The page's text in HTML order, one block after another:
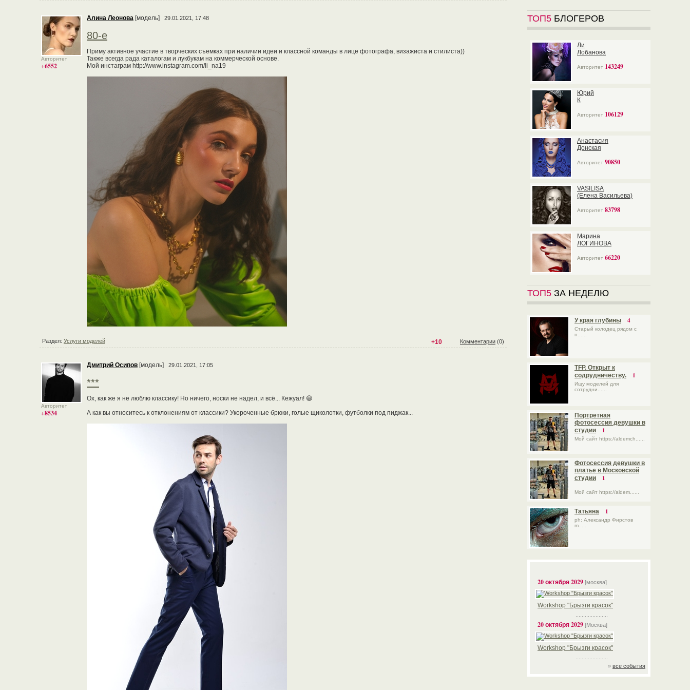
Авторитет
+6552
Алина Леонова [модель] 29.01.2021, 17:48
80-е
Приму активное участие в творческих съемках при наличии идеи и классной команды в лице фотографа, визажиста и стилиста))
Также всегда рада каталогам и лукбукам на коммерческой основе.
Мой инстаграм http://www.instagram.com/li_na19
+10 Комментарии (0)
Раздел: Услуги моделей
Авторитет
+8534
Дмитрий Осипов [модель] 29.01.2021, 17:05
***
Ох, как же я не люблю классику! Но ничего, носки не надел, и всё... Кежуал! 😄
А как вы относитесь к отклонениям от классики? Укороченные брюки, голые щиколотки, футболки под пиджак...
ТОП5 БЛОГЕРОВ
Ли
Лобанова
Авторитет 143249
Юрий
К
Авторитет 106129
Анастасия
Донская
Авторитет 90850
VASILISA
(Елена Васильева)
Авторитет 83798
Марина
ЛОГИНОВА
Авторитет 66220
ТОП5 ЗА НЕДЕЛЮ
У края глубины 4
Старый колодец рядом с
н......
TFP. Открыт к
содрудничеству.
1
Ищу моделей для
сотрудни......
Портретная
фотосессия девушки в
студии
1
Мой сайт https://aldemch......
Фотосессия девушки в
платье в Московской
студии
1
Мой сайт https://aldem......
Татьяна 1
ph: Александр Фирстов
m......
20 октября 2029 [москва]
Workshop "Брызги красок"
20 октября 2029 [Москва]
Workshop "Брызги красок"
» все события